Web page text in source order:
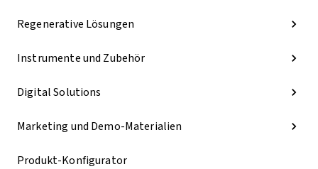
Regenerative Lösungen
Instrumente und Zubehör
Digital Solutions
Marketing und Demo-Materialien
Produkt-Konfigurator